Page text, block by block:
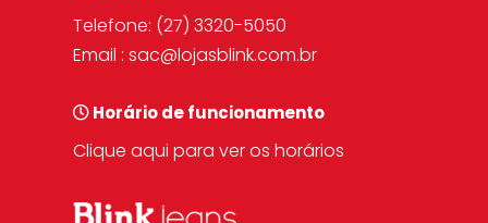
Telefone: (27) 3320-5050
Email :sac@lojasblink.com.br
Horário de funcionamento
Clique aqui para ver os horários